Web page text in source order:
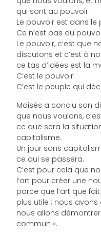
qui sont au pouvoir.
Le pouvoir est dans le
Ce n’est pas du
Le pouvoir, c’est que
discutons et c’est à
ce tas d’idées est la
C’est le pouvoir.
C’est le peuple qui
Moisés a conclu son
que nous voulons,
ce que sera la
capitalisme.
Un jour sans
ce qui se passera.
C’est pour cela que
l’art pour créer une
parce que l’art que
plus utile ; nous
nous allons
commun ».